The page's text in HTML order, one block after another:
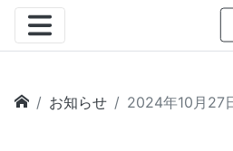
お知らせ 2024年10月27